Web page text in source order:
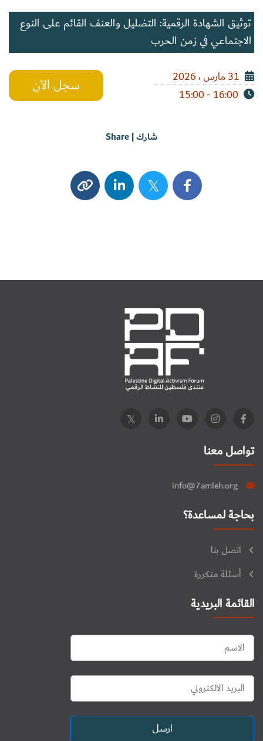
توثيق الشهادة الرقمية: التضليل والعنف القائم على النوع
الاجتماعي في زمن الحرب
31 مارس ، 2026
16:00 - 15:00
سجل الآن
شارك | Share
تواصل معنا
info@7amleh.org
بحاجة لمساعدة؟
اتصل بنا
أسئلة متكررة
القائمة البريدية
ارسل